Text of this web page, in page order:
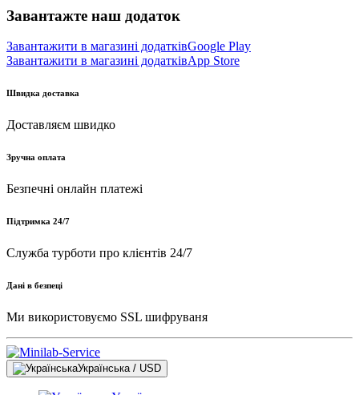
Завантажте наш додаток
Завантажити в магазині додатківGoogle Play
Завантажити в магазині додатківApp Store
Швидка доставка
Доставляєм швидко
Зручна оплата
Безпечні онлайн платежі
Підтримка 24/7
Служба турботи про клієнтів 24/7
Дані в безпеці
Ми використовуємо SSL шифруваня
Українська / USD